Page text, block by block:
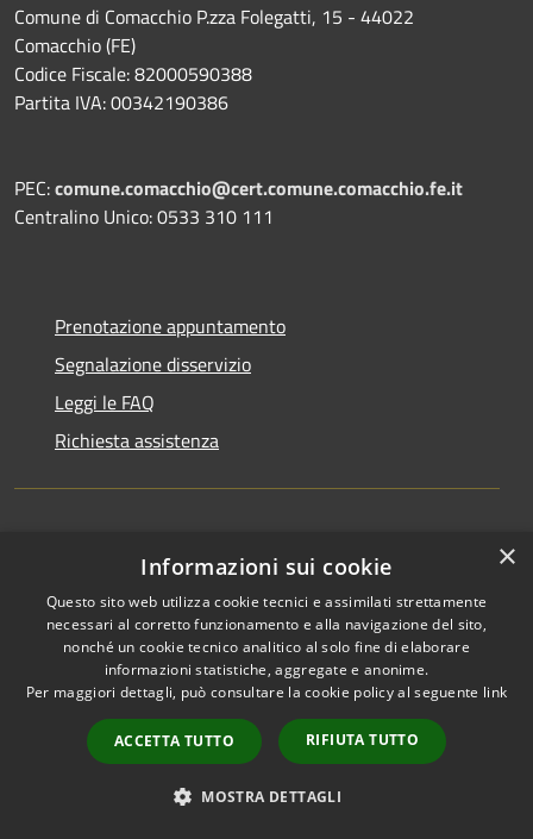
Comune di Comacchio P.zza Folegatti, 15 - 44022
Comacchio (FE)
Codice Fiscale: 82000590388
Partita IVA: 00342190386
PEC:comune.comacchio@cert.comune.comacchio.fe.it
Centralino Unico: 0533 310 111
Prenotazione appuntamento
Segnalazione disservizio
Leggi le FAQ
Richiesta assistenza
Amministrazione trasparente
Informativa privacy
Note legali
Dichiarazione di accessibilità
Copyright © 2026 • Città di
×
Informazioni sui cookie
Questo sito web utilizza cookie tecnici e assimilati strettamente
necessari al corretto funzionamento e alla navigazione del sito,
nonché un cookie tecnico analitico al solo fine di elaborare
informazioni statistiche, aggregate e anonime.
Per maggiori dettagli, può consultare la cookie policy al seguente link
ACCETTA TUTTO RIFIUTA TUTTO
MOSTRA DETTAGLI